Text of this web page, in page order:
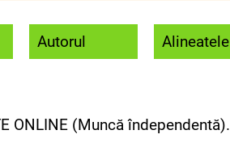
Autorul Alineatele
ONLINE (Muncă îndependentă).